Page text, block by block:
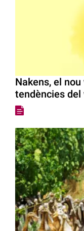
Nakens, el
tendències del